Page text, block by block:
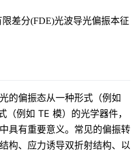
差分(FDE)光波导光偏振本征
的偏振态从一种形式（例如
例如 TE 模）的光学器件，
具有重要意义。常见的偏振转
构、应力诱导双折射结构、以